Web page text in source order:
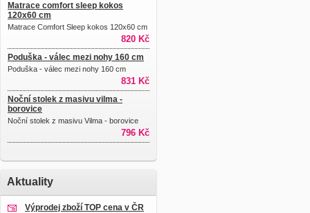
Matrace comfort sleep kokos
120x60 cm
Matrace Comfort Sleep kokos 120x60 cm
820 Kč
Poduška - válec mezi nohy 160 cm
Poduška - válec mezi nohy 160 cm
831 Kč
Noční stolek z masivu vilma -
borovice
Noční stolek z masivu Vilma - borovice
796 Kč
Aktuality
Výprodej zboží TOP cena v ČR